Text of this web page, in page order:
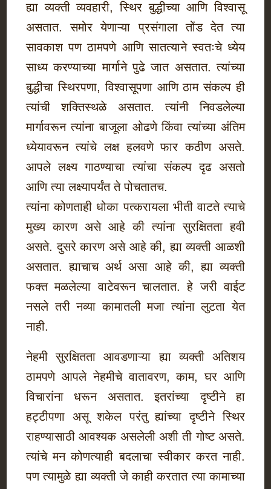
ह्या व्यक्ती व्यवहारी, स्थिर बुद्धीच्या आणि विश्वासू
असतात. समोर येणाऱ्या प्रसंगाला तोंड देत त्या
सावकाश पण ठामपणे आणि सातत्याने स्वतःचे ध्येय
साध्य करण्याच्या मार्गाने पुढे जात असतात. त्यांच्या
बुद्धीचा स्थिरपणा, विश्वासूपणा आणि ठाम संकल्प ही
त्यांची शक्तिस्थळे असतात. त्यांनी निवडलेल्या
मार्गावरून त्यांना बाजूला ओढणे किंवा त्यांच्या अंतिम
ध्येयावरून त्यांचे लक्ष हलवणे फार कठीण असते.
आपले लक्ष्य गाठण्याचा त्यांचा संकल्प दृढ असतो
आणि त्या लक्ष्यापर्यंत ते पोचतातच.
त्यांना कोणताही धोका पत्करायला भीती वाटते त्याचे
मुख्य कारण असे आहे की त्यांना सुरक्षितता हवी
असते. दुसरे कारण असे आहे की, ह्या व्यक्ती आळशी
असतात. ह्याचाच अर्थ असा आहे की, ह्या व्यक्ती
फक्त मळलेल्या वाटेवरून चालतात. हे जरी वाईट
नसले तरी नव्या कामातली मजा त्यांना लुटता येत
नाही.
नेहमी सुरक्षितता आवडणाऱ्या ह्या व्यक्ती अतिशय
ठामपणे आपले नेहमीचे वातावरण, काम, घर आणि
विचारांना धरून असतात. इतरांच्या दृष्टीने हा
हट्टीपणा असू शकेल परंतु ह्यांच्या दृष्टीने स्थिर
राहण्यासाठी आवश्यक असलेली अशी ती गोष्ट असते.
त्यांचे मन कोणत्याही बदलाचा स्वीकार करत नाही.
पण त्यामुळे ह्या व्यक्ती जे काही करतात त्या कामाच्या